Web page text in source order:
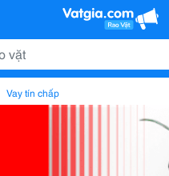
Vay tín chấp